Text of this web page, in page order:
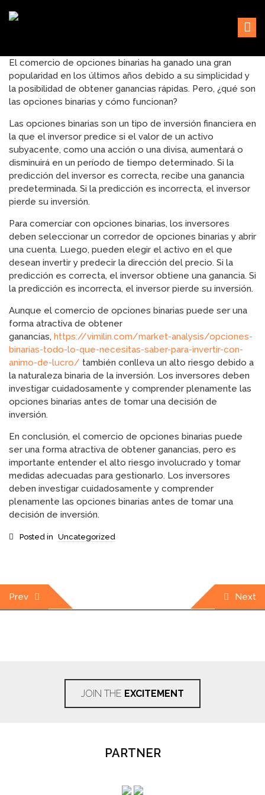
TOFTigers
Sustaining our world
El comercio de opciones binarias ha ganado una gran
popularidad en los últimos años debido a su simplicidad y
la posibilidad de obtener ganancias rápidas. Pero, ¿qué son
las opciones binarias y cómo funcionan?
Las opciones binarias son un tipo de inversión financiera en
la que el inversor predice si el valor de un activo
subyacente, como una acción o una divisa, aumentará o
disminuirá en un período de tiempo determinado. Si la
predicción del inversor es correcta, recibe una ganancia
predeterminada. Si la predicción es incorrecta, el inversor
pierde su inversión.
Para comerciar con opciones binarias, los inversores
deben seleccionar un corredor de opciones binarias y abrir
una cuenta. Luego, pueden elegir el activo en el que
desean invertir y predecir la dirección del precio. Si la
predicción es correcta, el inversor obtiene una ganancia. Si
la predicción es incorrecta, el inversor pierde su inversión.
Aunque el comercio de opciones binarias puede ser una
forma atractiva de obtener
ganancias, https://vimilin.com/market-analysis/opciones-
binarias-todo-lo-que-necesitas-saber-para-invertir-con-
animo-de-lucro/ también conlleva un alto riesgo debido a
la naturaleza binaria de la inversión. Los inversores deben
investigar cuidadosamente y comprender plenamente las
opciones binarias antes de tomar una decisión de
inversión.
En conclusión, el comercio de opciones binarias puede
ser una forma atractiva de obtener ganancias, pero es
importante entender el alto riesgo involucrado y tomar
medidas adecuadas para gestionarlo. Los inversores
deben investigar cuidadosamente y comprender
plenamente las opciones binarias antes de tomar una
decisión de inversión.
Posted in Uncategorized
Post
navigation
Prev Next
JOIN THE EXCITEMENT
PARTNER